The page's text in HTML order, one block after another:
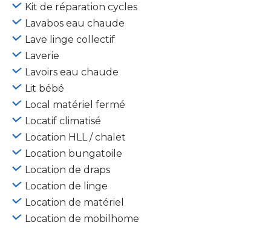
Kit de réparation cycles
Lavabos eau chaude
Lave linge collectif
Laverie
Lavoirs eau chaude
Lit bébé
Local matériel fermé
Locatif climatisé
Location HLL / chalet
Location bungatoile
Location de draps
Location de linge
Location de matériel
Location de mobilhome